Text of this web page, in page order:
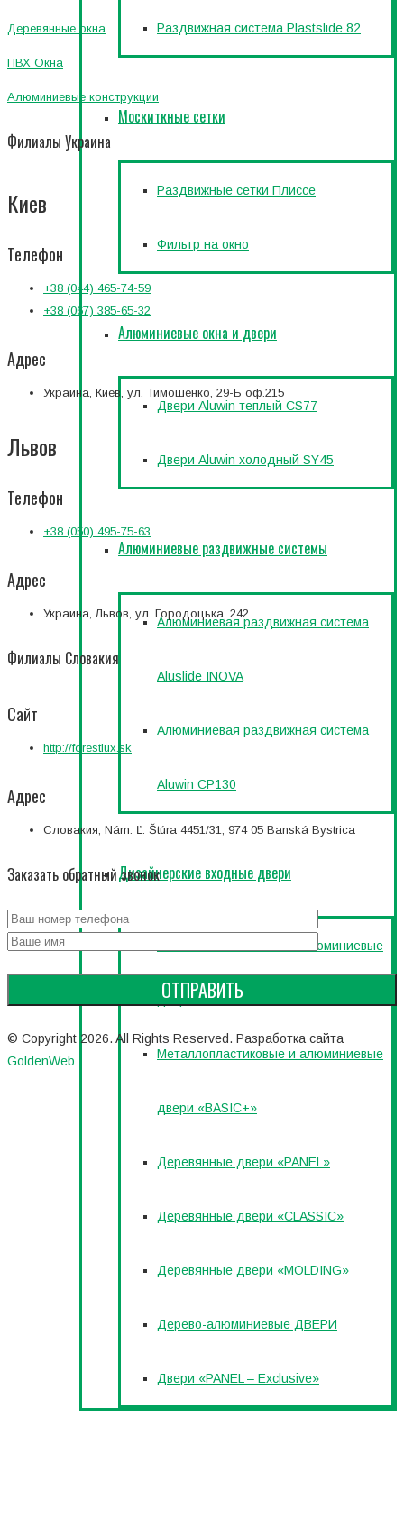
Раздвижная система Plastslide 82
Москиткные сетки
Раздвижные сетки Плиссе
Фильтр на окно
Алюминиевые окна и двери
Двери Aluwin теплый CS77
Двери Aluwin холодный SY45
Алюминиевые раздвижные системы
Алюминиевая раздвижная система
Aluslide INOVA
Алюминиевая раздвижная система
Aluwin CP130
Дизайнерские входные двери
Металлопластиковые и алюминиевые
двери «BASIC»
Металлопластиковые и алюминиевые
двери «BASIC+»
Деревянные двери «PANEL»
Деревянные двери «CLASSIC»
Деревянные двери «MOLDING»
Дерево-алюминиевые ДВЕРИ
Двери «PANEL – Exclusive»
Деревянные окна
ПВХ Окна
Алюминиевые конструкции
Филиалы Украина
Киев
Телефон
+38 (044) 465-74-59
+38 (067) 385-65-32
Адрес
Украина, Киев, ул. Тимошенко, 29-Б оф.215
Львов
Телефон
+38 (050) 495-75-63
Адрес
Украина, Львов, ул. Городоцька, 242
Филиалы Словакия
Сайт
http://forestlux.sk
Адрес
Словакия, Nám. Ľ. Štúra 4451/31, 974 05 Banská Bystrica
Заказать обратный звонок
© Copyright 2026. All Rights Reserved. Разработка сайта
GoldenWeb